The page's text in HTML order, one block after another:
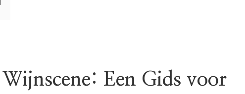
Wijnscene: Een Gids voor